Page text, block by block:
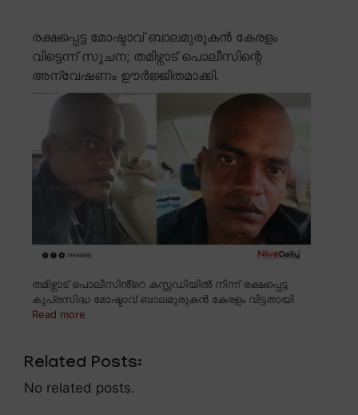
രക്ഷപ്പെട്ട മോഷ്ടാവ് ബാലമുരുകൻ കേരളം
വിട്ടെന്ന് സൂചന; തമിഴ്നാട് പൊലീസിന്റെ
അന്വേഷണം ഊർജ്ജിതമാക്കി.
തമിഴ്നാട് പൊലീസിൻ്റെ കസ്റ്റഡിയിൽ നിന്ന് രക്ഷപ്പെട്ട
കുപ്രസിദ്ധ മോഷ്ടാവ് ബാലമുരുകൻ കേരളം വിട്ടതായി
Read more
Related Posts:
No related posts.